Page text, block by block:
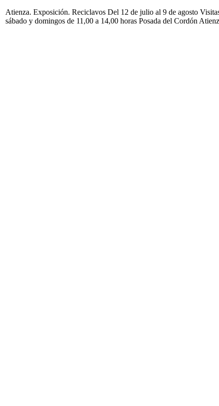
Atienza. Exposición. Reciclavos Del 12 de julio al 9 de agosto
sábado y domingos de 11,00 a 14,00 horas Posada del Cordón